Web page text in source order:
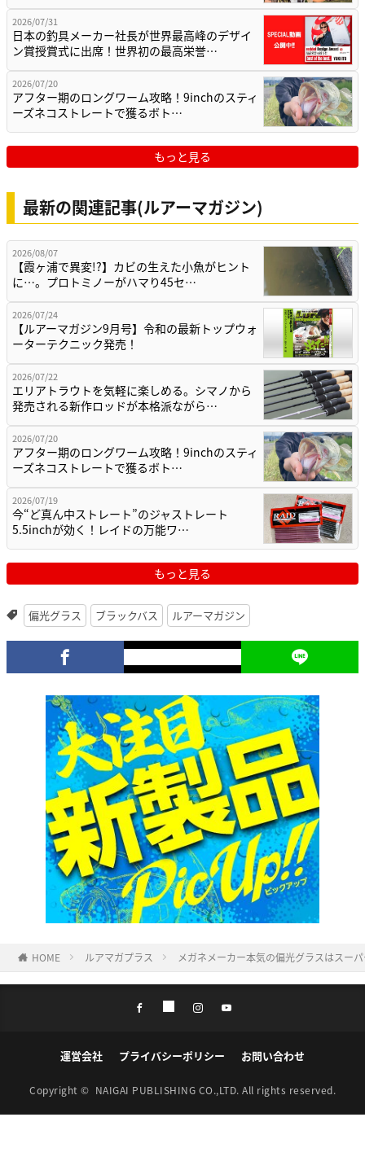
2026/07/31
日本の釣具メーカー社長が世界最高峰のデザイ
ン賞授賞式に出席！世界初の最高栄誉…
2026/07/20
アフター期のロングワーム攻略！9inchのスティ
ーズネコストレートで獲るボト…
もっと見る
最新の関連記事(ルアーマガジン)
2026/08/07
【霞ヶ浦で異変!?】カビの生えた小魚がヒント
に…。プロトミノーがハマり45セ…
2026/07/24
【ルアーマガジン9月号】令和の最新トップウォ
ーターテクニック発売！
2026/07/22
エリアトラウトを気軽に楽しめる。シマノから
発売される新作ロッドが本格派ながら…
2026/07/20
アフター期のロングワーム攻略！9inchのスティ
ーズネコストレートで獲るボト…
2026/07/19
今“ど真ん中ストレート”のジャストレート
5.5inchが効く！レイドの万能ワ…
もっと見る
偏光グラス ブラックバス ルアーマガジン
HOME ルアマガプラス メガネメーカー本気の偏光グラスはスー
運営会社 プライバシーポリシー お問い合わせ
Copyright © NAIGAI PUBLISHING CO.,LTD. All rights reserved.